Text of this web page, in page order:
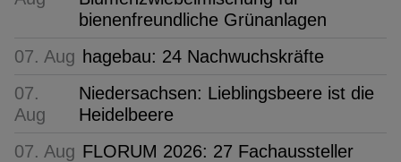
bienenfreundliche Grünanlagen
07. Aug hagebau: 24 Nachwuchskräfte
07.
Aug
Niedersachsen: Lieblingsbeere ist die
Heidelbeere
07. Aug FLORUM 2026: 27 Fachaussteller